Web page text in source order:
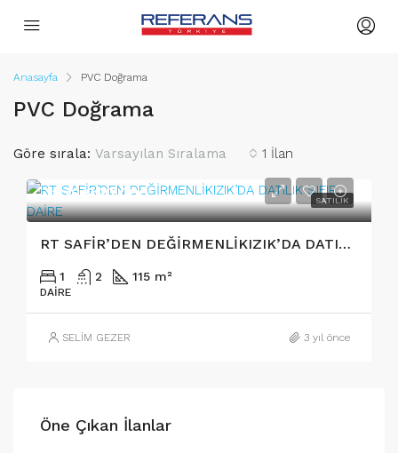
Anasayfa PVC Doğrama
PVC Doğrama
1 İlan
Göre sırala: Varsayılan Sıralama
SATILIK
3₺/2.990.000
RT SAFİR’DEN DEĞİRMENLİKIZIK’DA DATILIK SIFIR DAİRE
1 2 115 m²
DAIRE
SELİM GEZER 3 yıl önce
Öne Çıkan İlanlar